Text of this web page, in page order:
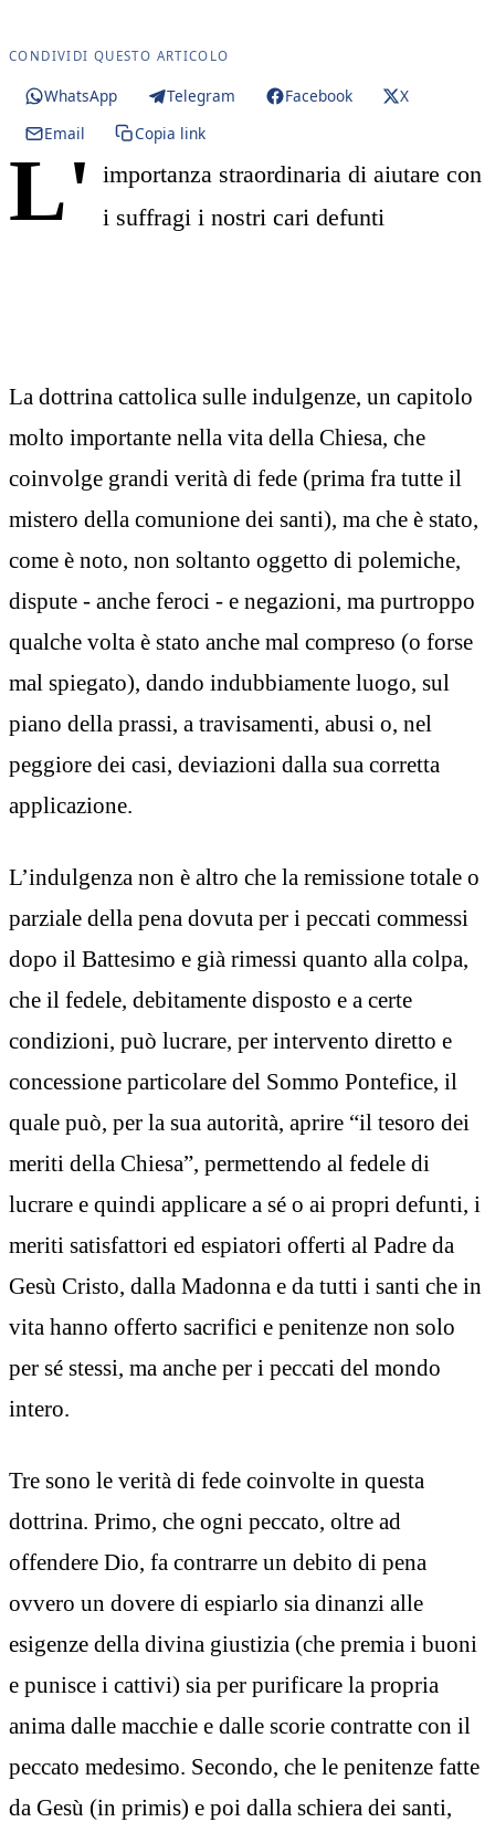
CONDIVIDI QUESTO ARTICOLO
WhatsApp Telegram Facebook
X
Email
Copia link
L'
importanza straordinaria di aiutare con
i suffragi i nostri cari defunti
La dottrina cattolica sulle indulgenze, un capitolo
molto importante nella vita della Chiesa, che
coinvolge grandi verità di fede (prima fra tutte il
mistero della comunione dei santi), ma che è stato,
come è noto, non soltanto oggetto di polemiche,
dispute - anche feroci - e negazioni, ma purtroppo
qualche volta è stato anche mal compreso (o forse
mal spiegato), dando indubbiamente luogo, sul
piano della prassi, a travisamenti, abusi o, nel
peggiore dei casi, deviazioni dalla sua corretta
applicazione.
L’indulgenza non è altro che la remissione totale o
parziale della pena dovuta per i peccati commessi
dopo il Battesimo e già rimessi quanto alla colpa,
che il fedele, debitamente disposto e a certe
condizioni, può lucrare, per intervento diretto e
concessione particolare del Sommo Pontefice, il
quale può, per la sua autorità, aprire “il tesoro dei
meriti della Chiesa”, permettendo al fedele di
lucrare e quindi applicare a sé o ai propri defunti, i
meriti satisfattori ed espiatori offerti al Padre da
Gesù Cristo, dalla Madonna e da tutti i santi che in
vita hanno offerto sacrifici e penitenze non solo
per sé stessi, ma anche per i peccati del mondo
intero.
Tre sono le verità di fede coinvolte in questa
dottrina. Primo, che ogni peccato, oltre ad
offendere Dio, fa contrarre un debito di pena
ovvero un dovere di espiarlo sia dinanzi alle
esigenze della divina giustizia (che premia i buoni
e punisce i cattivi) sia per purificare la propria
anima dalle macchie e dalle scorie contratte con il
peccato medesimo. Secondo, che le penitenze fatte
da Gesù (in primis) e poi dalla schiera dei santi,